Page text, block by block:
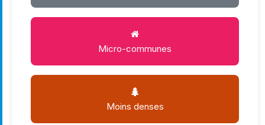
Micro-communes
Moins denses